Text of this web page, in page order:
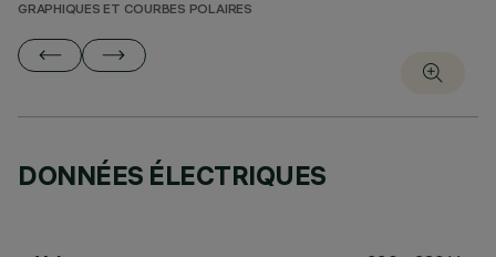
GRAPHIQUES ET COURBES POLAIRES
DONNÉES ÉLECTRIQUES